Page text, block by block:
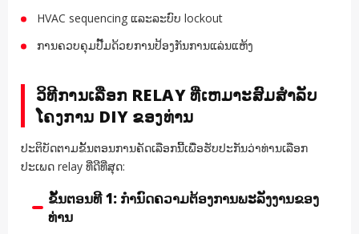
HVAC sequencing ແລະລະບົບ lockout
ການຄວບຄຸມປັ໊ມດ້ວຍການປ້ອງກັນການແລ່ນແຫ້ງ
ວິທີການເລືອກ RELAY ທີ່ເຫມາະສົມສໍາລັບ
ໂຄງການ DIY ຂອງທ່ານ
ປະຕິບັດຕາມຂັ້ນຕອນການຄັດເລືອກນີ້ເພື່ອຮັບປະກັນວ່າທ່ານເລືອກ
ປະເພດ relay ທີ່ດີທີ່ສຸດ:
ຂັ້ນຕອນທີ 1: ກໍານົດຄວາມຕ້ອງການພະລັງງານຂອງ
ທ່ານ